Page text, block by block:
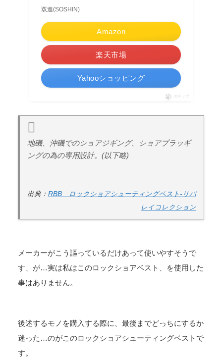
双進(SOSHIN)
Amazon
楽天市場
Yahooショッピング
ポチップ
地磯、沖磯でのショアジギング、ショアプラッギ
ングの為の専用設計。(以下略)
出典： RBB ロックショアシューティングベスト-リバ
レイコレクション
メーカーがこう謳っているだけあって使いやすそうで
す、が…実は私はこのロックショアベスト、を使用した
事はありません。
後述するモノを購入する際に、最後までどっちにするか
迷った…のがこのロックショアシューティングベストで
す。